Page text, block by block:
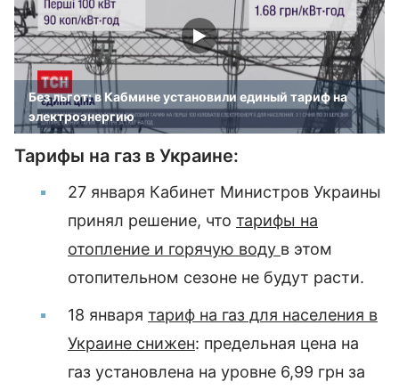
Без льгот: в Кабмине установили единый тариф на
электроэнергию
Тарифы на газ в Украине:
27 января Кабинет Министров Украины
принял решение, что тарифы на
отопление и горячую воду в этом
отопительном сезоне не будут расти.
18 января тариф на газ для населения в
Украине снижен: предельная цена на
газ установлена на уровне 6,99 грн за